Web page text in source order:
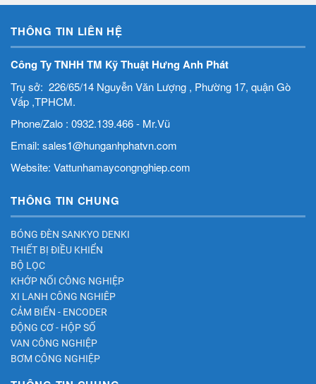
THÔNG TIN LIÊN HỆ
Công Ty TNHH TM Kỹ Thuật Hưng Anh Phát
Trụ sở: 226/65/14 Nguyễn Văn Lượng , Phường 17, quận Gò
Vấp ,TPHCM.
Phone/Zalo : 0932.139.466 - Mr.Vũ
Email: sales1@hunganhphatvn.com
Website: Vattunhamaycongnghiep.com
THÔNG TIN CHUNG
BÓNG ĐÈN SANKYO DENKI
THIẾT BỊ ĐIỀU KHIỂN
BỘ LỌC
KHỚP NỐI CÔNG NGHIỆP
XI LANH CÔNG NGHIÊP
CẢM BIẾN - ENCODER
ĐỘNG CƠ - HỘP SỐ
VAN CÔNG NGHIỆP
BƠM CÔNG NGHIỆP